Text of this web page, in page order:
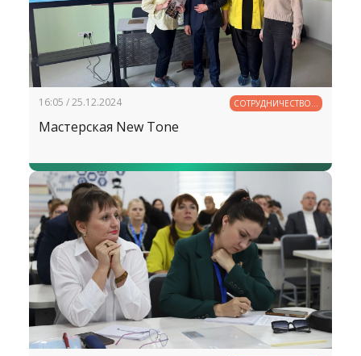
16:05 / 25.12.2024
СОТРУДНИЧЕСТВО В
ОБРАЗОВАНИИ
Мастерская New Tone